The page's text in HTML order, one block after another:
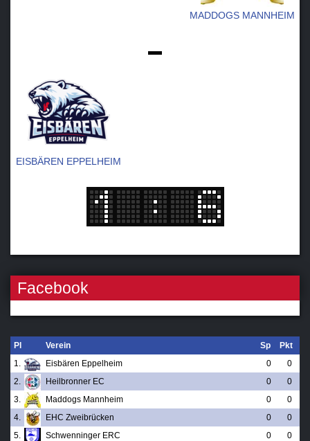
MADDOGS MANNHEIM
-
EISBÄREN EPPELHEIM
Facebook
Pl Verein Sp
Pkt
1.
Eisbären Eppelheim 0
0
2.
Heilbronner EC 0
0
3.
Maddogs Mannheim 0
0
4.
EHC Zweibrücken 0
0
5.
Schwenninger ERC 0
0